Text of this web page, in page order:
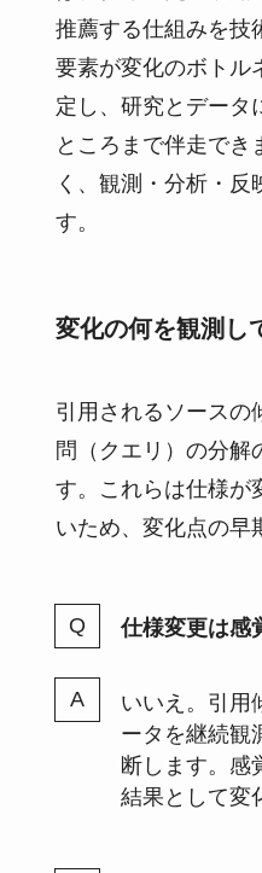
推薦する仕組みを技
要素が変化のボトル
定し、研究とデータ
ところまで伴走で
く、観測・分析・反
す。
変化の何を観測し
引用されるソースの
問（クエリ）の分解
す。これらは仕様が
いため、変化点の早
仕様変更は感
いいえ。引用
ータを継続観
断します。感
結果として変